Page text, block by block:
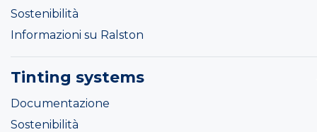
Sostenibilità
Informazioni su Ralston
Tinting systems
Documentazione
Sostenibilità